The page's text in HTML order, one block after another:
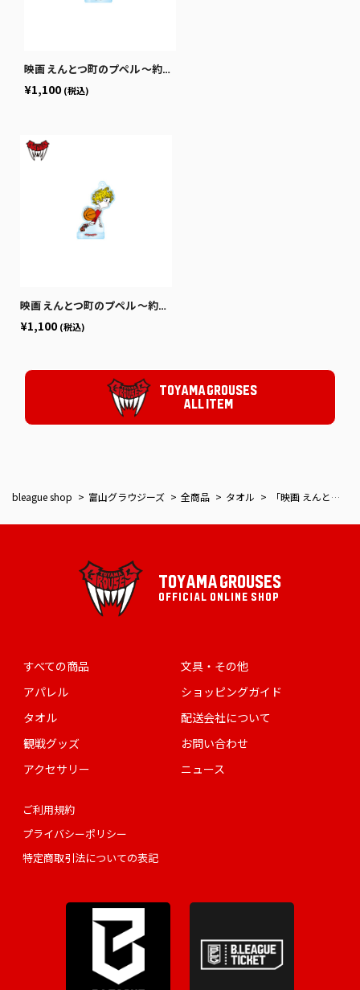
映画 えんとつ町のプペル 〜約束の時計台〜」コラボ クラブ別アクリルキーホルダー兼スタンド（デザインA）
¥1,100 (税込)
映画 えんとつ町のプペル 〜約束の時計台〜」コラボ クラブ別アクリルキーホルダー兼スタンド（デザインB）
¥1,100 (税込)
TOYAMA GROUSES
ALL ITEM
bleague shop 富山グラウジーズ 全商品 タオル 「映画 えんとつ町のプペル 〜約束の時計台〜」コラボ ハンドタオル
TOYAMA GROUSES
OFFICIAL ONLINE SHOP
すべての商品
アパレル
タオル
観戦グッズ
アクセサリー
文具・その他
ショッピングガイド
配送会社について
お問い合わせ
ニュース
ご利用規約
プライバシーポリシー
特定商取引法についての表記